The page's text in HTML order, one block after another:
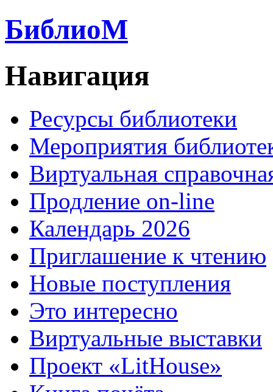
БиблиоМ
Навигация
Ресурсы библиотеки
Мероприятия
Виртуальная
Продление on-line
Календарь 2026
Приглашение к чтению
Новые поступления
Это интересно
Виртуальные выставки
Проект «LitHouse»